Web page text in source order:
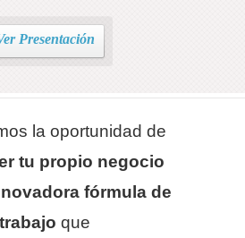
Presentación
la oportunidad de
tu propio negocio
fórmula de
trabajo que